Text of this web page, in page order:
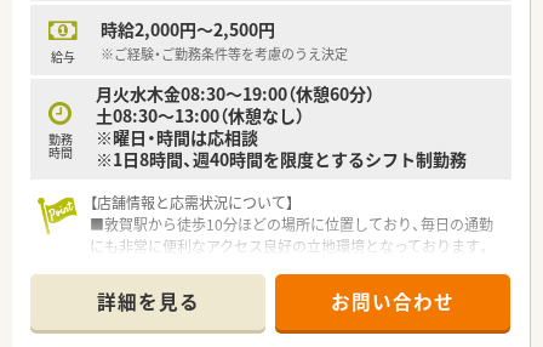
給与
時給2,000円～2,500円
※ご経験・ご勤務条件等を考慮のうえ決定
勤務
時間
月火水木金08:30～19:00（休憩60分）
土08:30～13:00（休憩なし）
※曜日・時間は応相談
※1日8時間、週40時間を限度とするシフト制勤務
【店舗情報と応需状況について】
■敦賀駅から徒歩10分ほどの場所に位置しており、毎日の通勤
にも非常に便利なアクセス良好の立地環境となっております。
日あたり60枚から70枚ほど応需している調剤薬局です。
■外来の調剤業務に加えて居宅や施設への在宅医療にもしっか
りと対応しており、地域に密着した医療サービスを提供します。
詳細を見る お問い合わせ